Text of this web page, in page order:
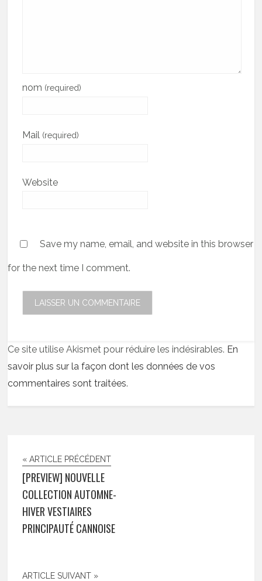
nom (required)
Mail (required)
Website
Save my name, email, and website in this browser
for the next time I comment.
Ce site utilise Akismet pour réduire les indésirables. En
savoir plus sur la façon dont les données de vos
commentaires sont traitées.
« ARTICLE PRÉCÉDENT
[PREVIEW] NOUVELLE
COLLECTION AUTOMNE-
HIVER VESTIAIRES
PRINCIPAUTÉ CANNOISE
ARTICLE SUIVANT »